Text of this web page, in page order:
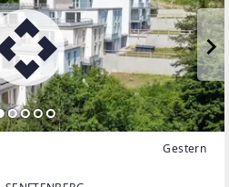
Gestern